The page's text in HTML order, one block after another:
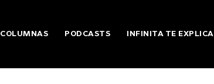
COLUMNAS PODCASTS INFINITA TE EXPLICA